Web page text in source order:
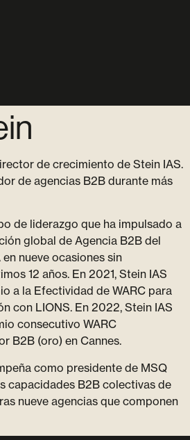
de crecimiento de Stein IAS.
de agencias B2B durante más
de liderazgo que ha impulsado a
global de Agencia B2B del
nueve ocasiones sin
12 años. En 2021, Stein IAS
a la Efectividad de WARC para
con LIONS. En 2022, Stein IAS
consecutivo WARC
B2B (oro) en Cannes.
como presidente de MSQ
capacidades B2B colectivas de
nueve agencias que componen